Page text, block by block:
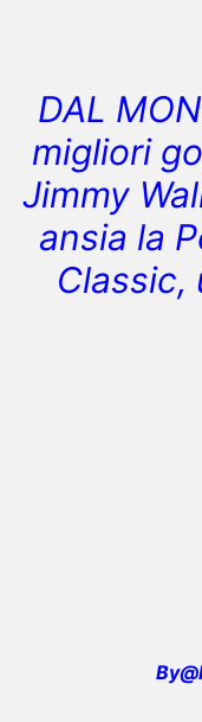
DAL
migliori
Jimmy
ansia la
Classic,